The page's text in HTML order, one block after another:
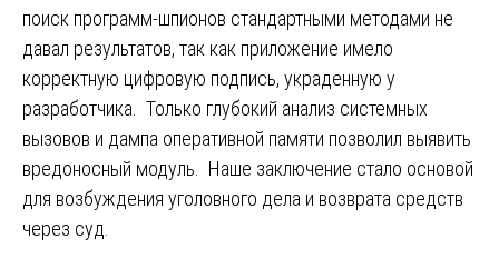
поиск программ-шпионов стандартными методами не
давал результатов, так как приложение имело
корректную цифровую подпись, украденную у
разработчика. Только глубокий анализ системных
вызовов и дампа оперативной памяти позволил выявить
вредоносный модуль. Наше заключение стало основой
для возбуждения уголовного дела и возврата средств
через суд.